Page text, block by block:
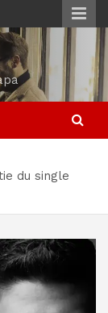
du single